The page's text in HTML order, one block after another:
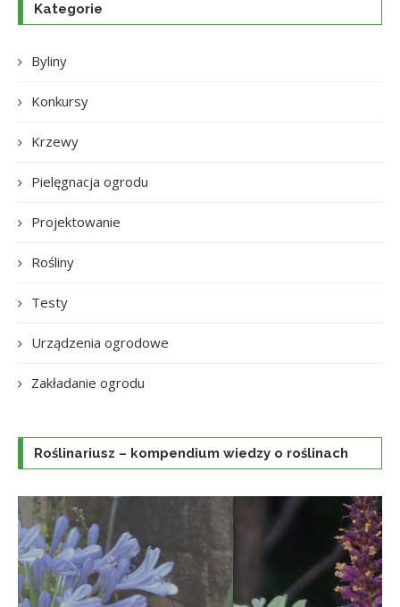
Kategorie
Byliny
Konkursy
Krzewy
Pielęgnacja ogrodu
Projektowanie
Rośliny
Testy
Urządzenia ogrodowe
Zakładanie ogrodu
Roślinariusz – kompendium wiedzy o roślinach